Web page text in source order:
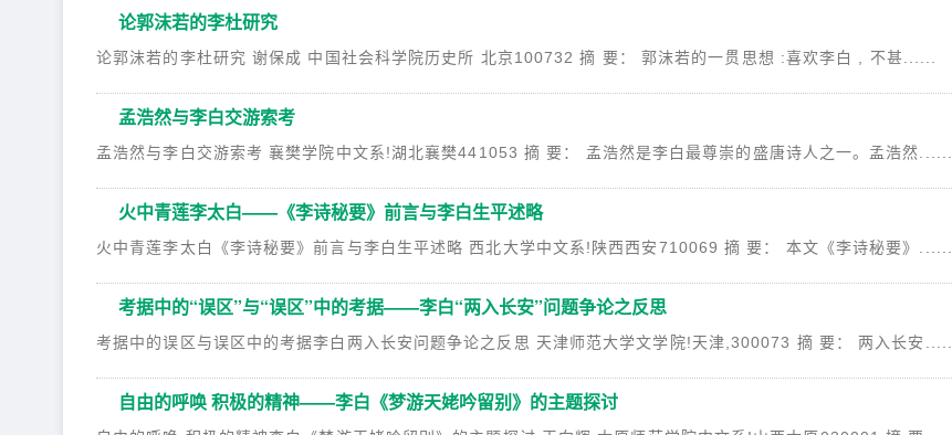
论郭沫若的李杜研究
论郭沫若的李杜研究 谢保成 中国社会科学院历史所 北京100732 摘 要： 郭沫若的一贯思想 :喜欢李白 , 不甚......
孟浩然与李白交游索考
孟浩然与李白交游索考 襄樊学院中文系!湖北襄樊441053 摘 要： 孟浩然是李白最尊崇的盛唐诗人之一。孟浩然......
火中青莲李太白——《李诗秘要》前言与李白生平述略
火中青莲李太白《李诗秘要》前言与李白生平述略 西北大学中文系!陕西西安710069 摘 要： 本文《李诗秘要》......
考据中的“误区”与“误区”中的考据——李白“两入长安”问题争论之反思
考据中的误区与误区中的考据李白两入长安问题争论之反思 天津师范大学文学院!天津,300073 摘 要： 两入长安......
自由的呼唤 积极的精神——李白《梦游天姥吟留别》的主题探讨